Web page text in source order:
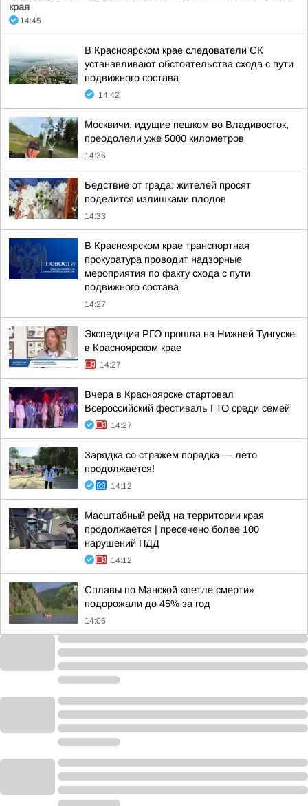
края
14:45
В Красноярском крае следователи СК
устанавливают обстоятельства схода с пути
подвижного состава
14:42
Москвичи, идущие пешком во Владивосток,
преодолели уже 5000 километров
14:36
Бедствие от града: жителей просят
поделится излишками плодов
14:33
В Красноярском крае транспортная
прокуратура проводит надзорные
мероприятия по факту схода с пути
подвижного состава
14:27
Экспедиция РГО прошла на Нижней Тунгуске
в Красноярском крае
14:27
Вчера в Красноярске стартовал
Всероссийский фестиваль ГТО среди семей
14:27
Зарядка со стражем порядка — лето
продолжается!
14:12
Масштабный рейд на территории края
продолжается | пресечено более 100
нарушений ПДД
14:12
Сплавы по Манской «петле смерти»
подорожали до 45% за год
14:06